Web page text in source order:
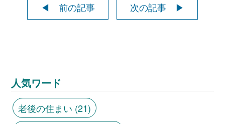
◀ 前の記事 次の記事 ▶
人気ワード
老後の住まい (21)